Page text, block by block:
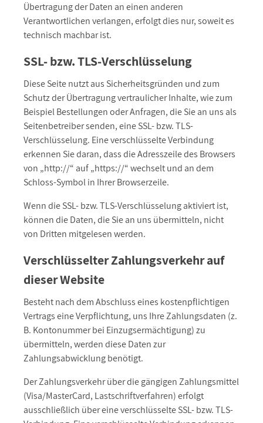
Übertragung der Daten an einen anderen
Verantwortlichen verlangen, erfolgt dies nur, soweit es
technisch machbar ist.
SSL- bzw. TLS-Verschlüsselung
Diese Seite nutzt aus Sicherheitsgründen und zum
Schutz der Übertragung vertraulicher Inhalte, wie zum
Beispiel Bestellungen oder Anfragen, die Sie an uns als
Seitenbetreiber senden, eine SSL- bzw. TLS-
Verschlüsselung. Eine verschlüsselte Verbindung
erkennen Sie daran, dass die Adresszeile des Browsers
von „http://“ auf „https://“ wechselt und an dem
Schloss-Symbol in Ihrer Browserzeile.
Wenn die SSL- bzw. TLS-Verschlüsselung aktiviert ist,
können die Daten, die Sie an uns übermitteln, nicht
von Dritten mitgelesen werden.
Verschlüsselter Zahlungsverkehr auf
dieser Website
Besteht nach dem Abschluss eines kostenpflichtigen
Vertrags eine Verpflichtung, uns Ihre Zahlungsdaten (z.
B. Kontonummer bei Einzugsermächtigung) zu
übermitteln, werden diese Daten zur
Zahlungsabwicklung benötigt.
Der Zahlungsverkehr über die gängigen Zahlungsmittel
(Visa/MasterCard, Lastschriftverfahren) erfolgt
ausschließlich über eine verschlüsselte SSL- bzw. TLS-